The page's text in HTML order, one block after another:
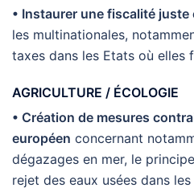
• Instaurer une fiscalité juste
les multinationales,
taxes dans les Etats où elles
AGRICULTURE / ÉCOLOGIE
• Création de mesures
européen concernant
dégazages en mer, le
rejet des eaux usées dans